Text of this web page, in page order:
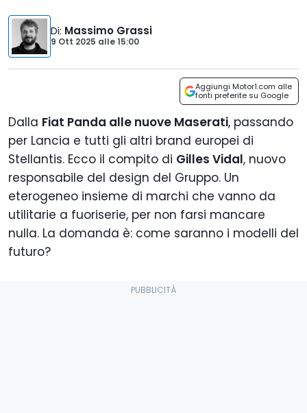
Di: Massimo Grassi
9 Ott 2025 alle15:00
Aggiungi Motor1.com alle
fonti preferite su Google
Dalla Fiat Panda alle nuove Maserati, passando
per Lancia e tutti gli altri brand europei di
Stellantis. Ecco il compito di Gilles Vidal, nuovo
responsabile del design del Gruppo. Un
eterogeneo insieme di marchi che vanno da
utilitarie a fuoriserie, per non farsi mancare
nulla. La domanda è: come saranno i modelli del
futuro?